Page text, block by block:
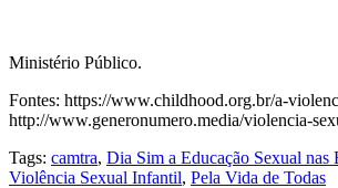
Ministério Público.
Fontes: https://www.childhood.org.br/a-
http://www.generonumero.media/violencia-
Tags: camtra, Dia Sim a Educação Sexual nas
Violência Sexual Infantil, Pela Vida de Todas